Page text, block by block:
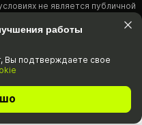
не является публичной
437(2) Гражданского
работы
Вы подтвержда­ете свое